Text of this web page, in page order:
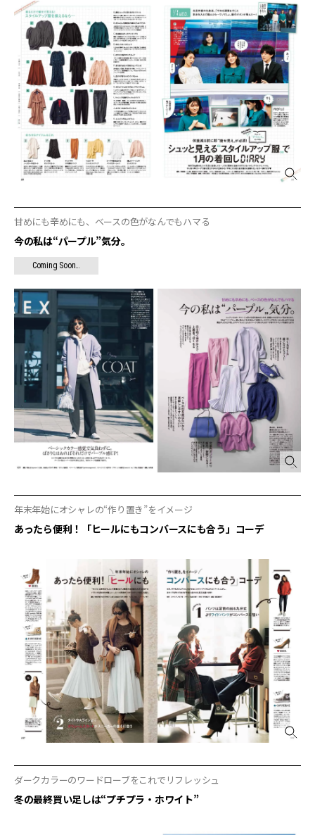
甘めにも辛めにも、ベースの色がなんでもハマる
今の私は“パープル”気分。
Coming Soon…
年末年始にオシャレの“作り置き”をイメージ
あったら便利！「ヒールにもコンバースにも合う」コーデ
ダークカラーのワードローブをこれでリフレッシュ
冬の最終買い足しは“プチプラ・ホワイト”